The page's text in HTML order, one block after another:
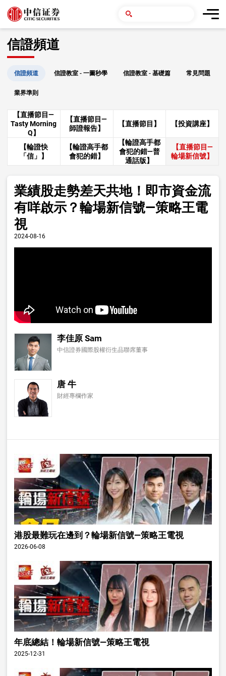
信證頻道
信證頻道 信證教室 - 一圖秒學 信證教室 - 基礎篇 常見問題
業界準則
【直播節目—
Tasty Morning
Q】
【直播節目—
師證報告】
【直播節目】 【投資講座】
【輪證快
「信」】
【輪證高手都
會犯的錯】
【輪證高手都
會犯的錯—普
通話版】
【直播節目—
輪場新信號】
業績股走勢差天共地！即市資金流
有咩啟示？輪場新信號—策略王電
視
2024-08-16
李佳原 Sam
中信證券國際股權衍生品聯席董事
唐 牛
財經專欄作家
港股最難玩在邊到？輪場新信號—策略王電視
2026-06-08
年底總結！輪場新信號—策略王電視
2025-12-31